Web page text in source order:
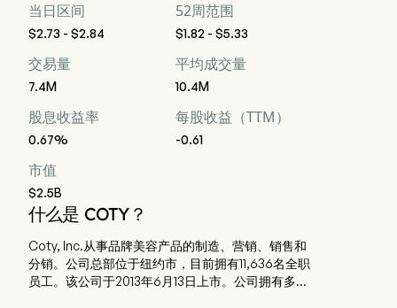
当日区间
$2.73 - $2.84
52周范围
$1.82 - $5.33
交易量
7.4M
平均成交量
10.4M
股息收益率
0.67%
每股收益（TTM）
-0.61
市值
$2.5B
什么是 COTY？
Coty, Inc.从事品牌美容产品的制造、营销、销售和
分销。公司总部位于纽约市，目前拥有11,636名全职
员工。该公司于2013年6月13日上市。公司拥有多种